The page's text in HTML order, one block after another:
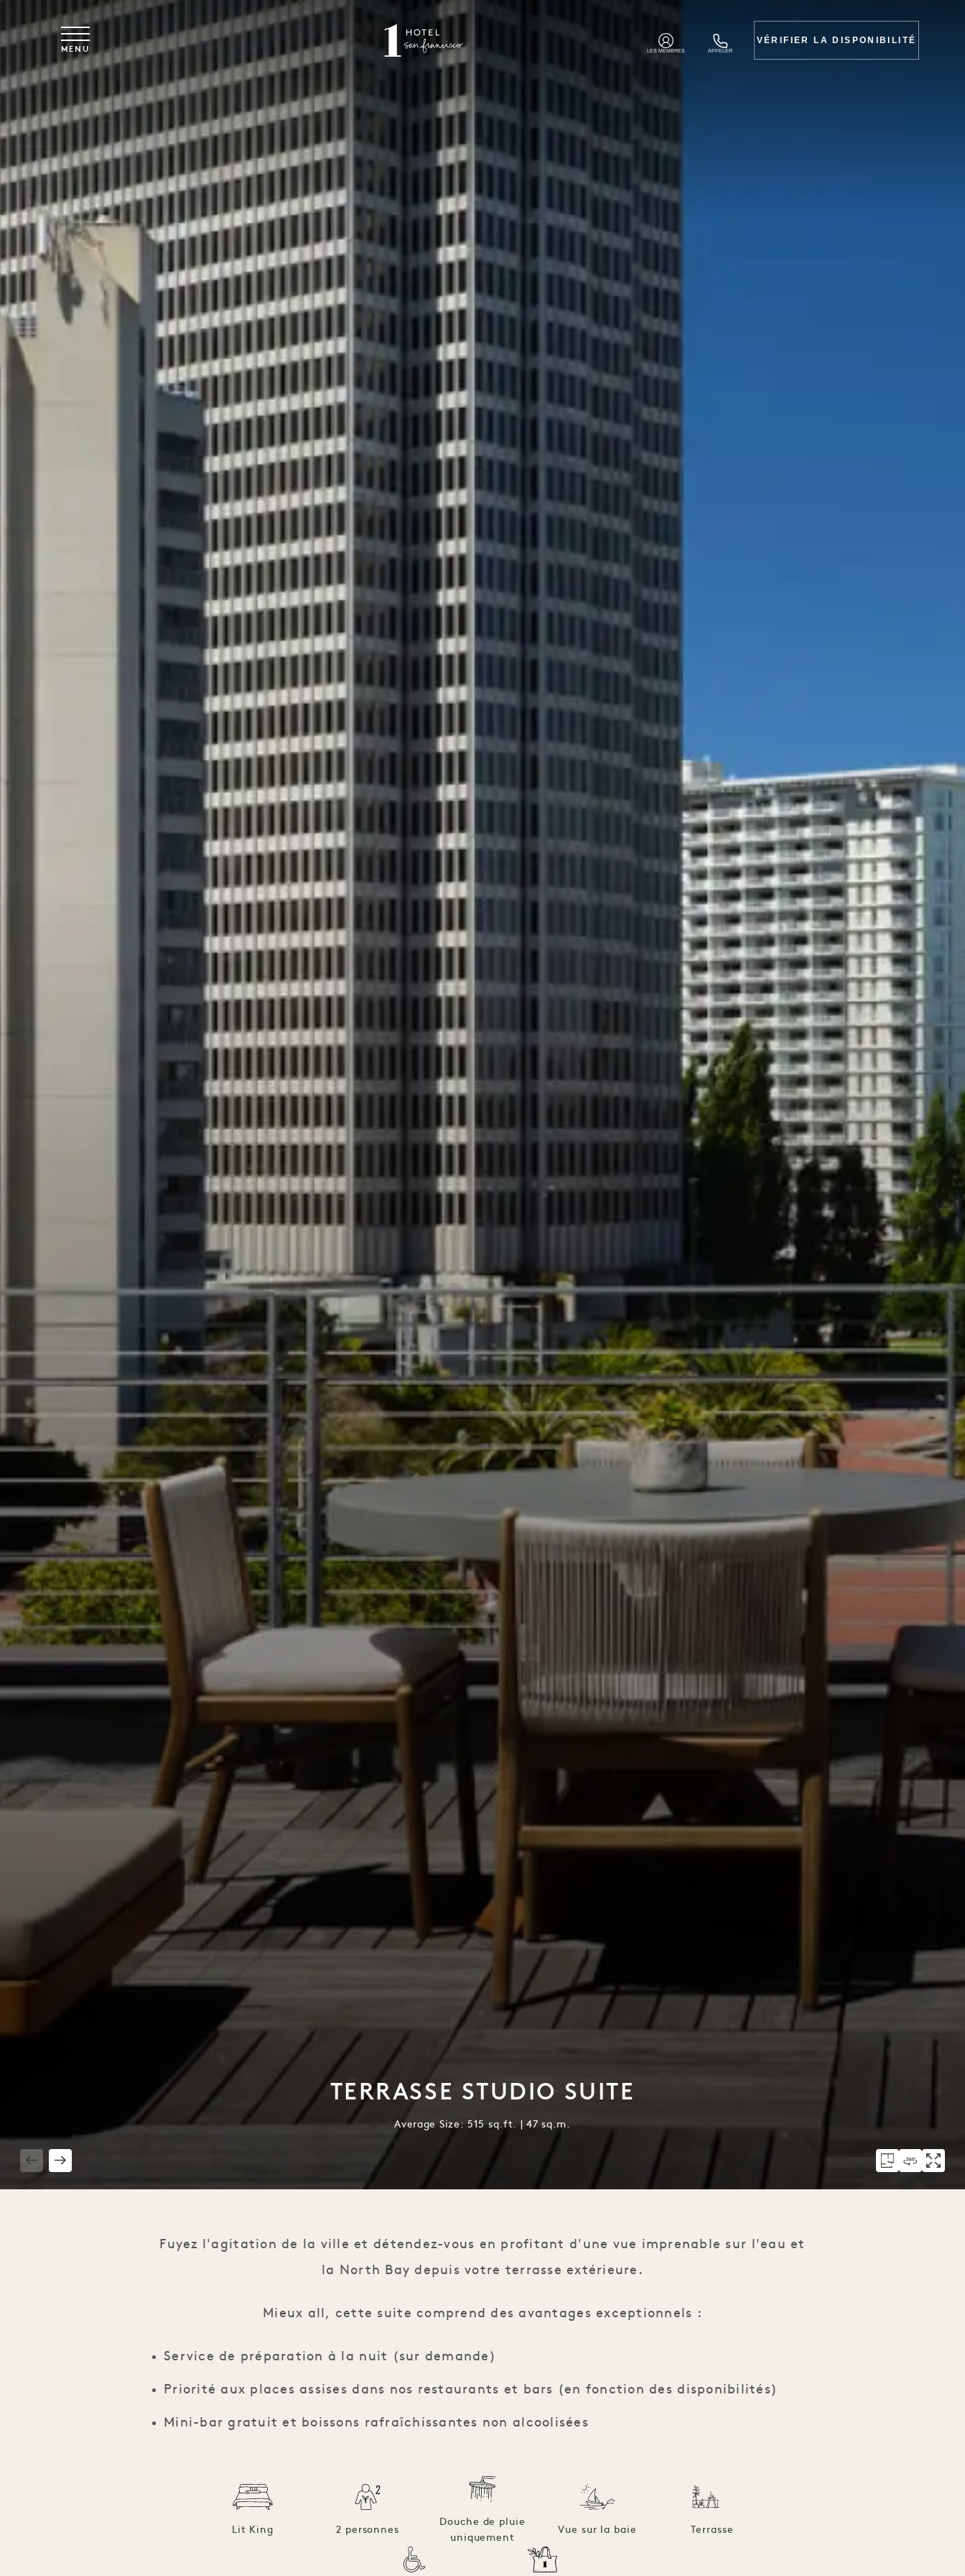
Skip to main content
MENU LES MEMBRES APPELER
VÉRIFIER LA DISPONIBILITÉ
TERRASSE STUDIO SUITE
Average Size: 515 sq.ft. | 47 sq.m.
Fuyez l'agitation de la ville et détendez-vous en profitant d'une vue imprenable sur l'eau et
la North Bay depuis votre terrasse extérieure.
Mieux all, cette suite comprend des avantages exceptionnels :
Service de préparation à la nuit (sur demande)
Priorité aux places assises dans nos restaurants et bars (en fonction des disponibilités)
Mini-bar gratuit et boissons rafraîchissantes non alcoolisées
Lit King 2 personnes
Douche de pluie
uniquement
Vue sur la baie Terrasse